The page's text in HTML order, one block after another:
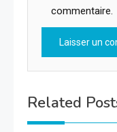
commentaire.
Related